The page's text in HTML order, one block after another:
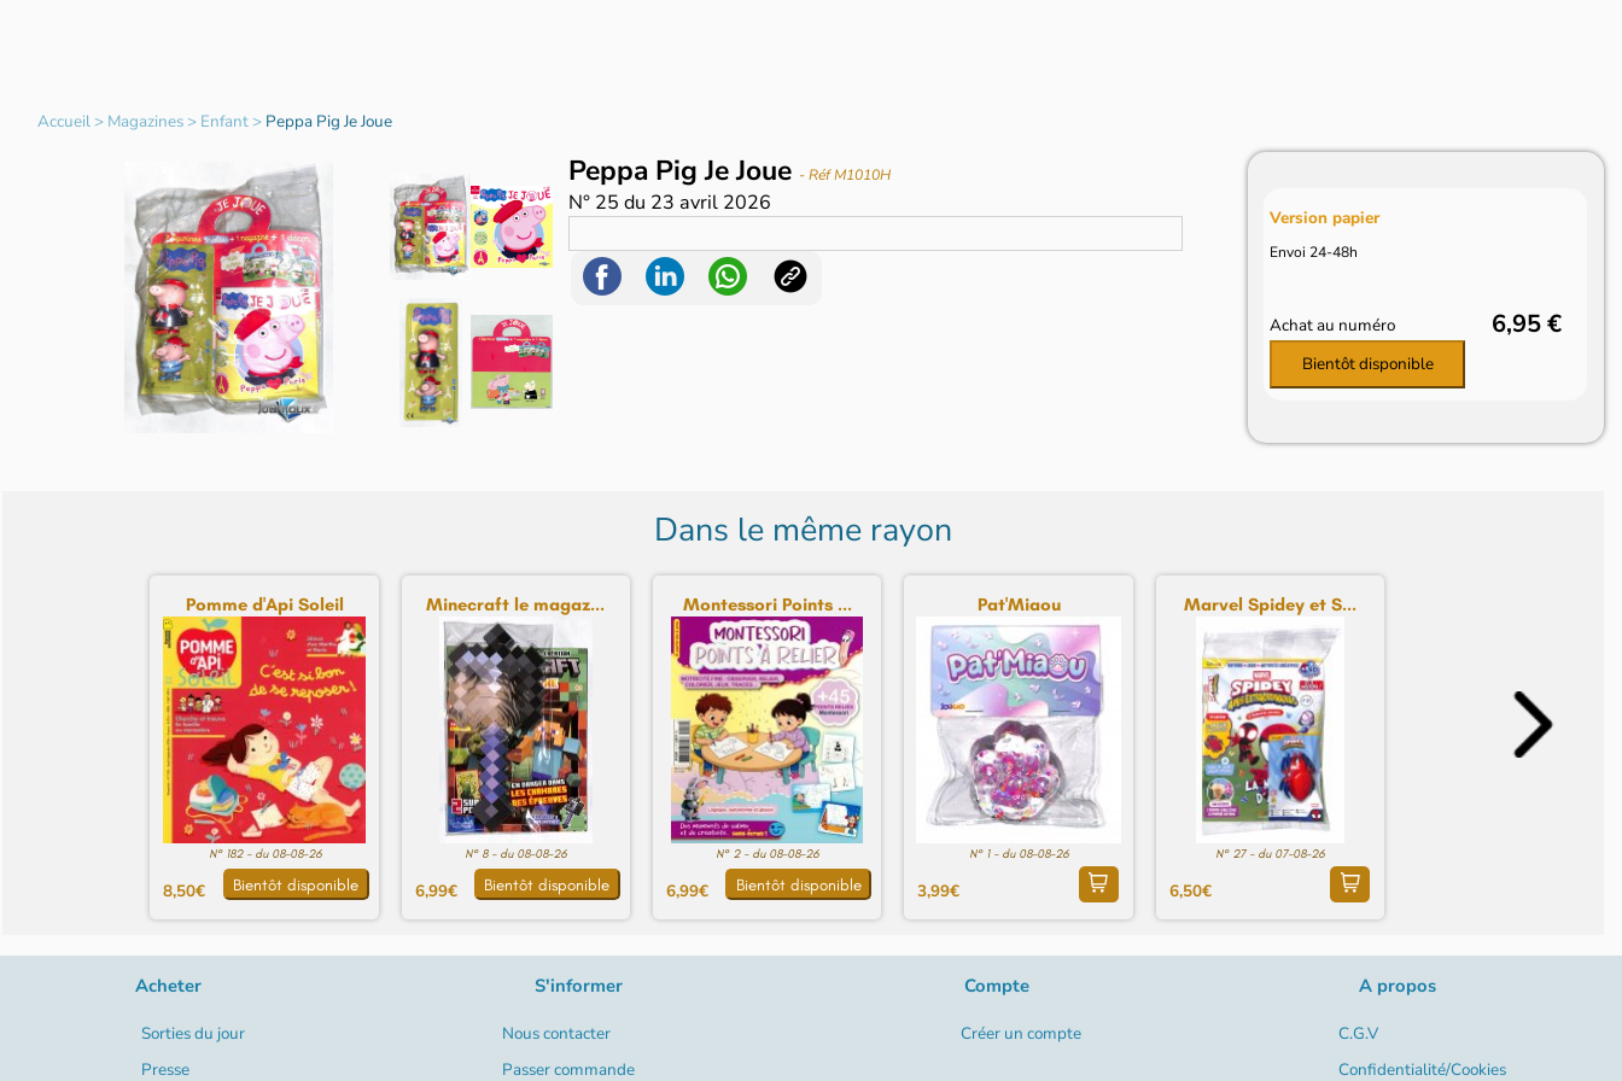
Accueil> Magazines> Enfant> Peppa Pig Je Joue
Peppa Pig Je Joue - Réf M1010H
N° 25 du 23 avril 2026
Version papier
Envoi 24-48h
Achat au numéro 6,95 €
Bientôt disponible
Dans le même rayon
Pomme d'Api Soleil
N° 182 - du 08-08-26
8,50€ Bientôt disponible
Minecraft le magaz...
N° 8 - du 08-08-26
6,99€ Bientôt disponible
Montessori Points ...
N° 2 - du 08-08-26
6,99€ Bientôt disponible
Pat'Miaou
N° 1 - du 08-08-26
3,99€
Marvel Spidey et S...
N° 27 - du 07-08-26
6,50€
Acheter
Sorties du jour
Presse
S'informer
Nous contacter
Passer commande
Compte
Créer un compte
A propos
C.G.V
Confidentialité/Cookies